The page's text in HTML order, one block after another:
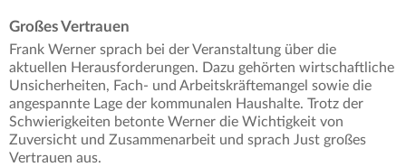
Großes Vertrauen
Frank Werner sprach bei der Veranstaltung über die
aktuellen Herausforderungen. Dazu gehörten wirtschaftliche
Unsicherheiten, Fach- und Arbeitskräftemangel sowie die
angespannte Lage der kommunalen Haushalte. Trotz der
Schwierigkeiten betonte Werner die Wichtigkeit von
Zuversicht und Zusammenarbeit und sprach Just großes
Vertrauen aus.